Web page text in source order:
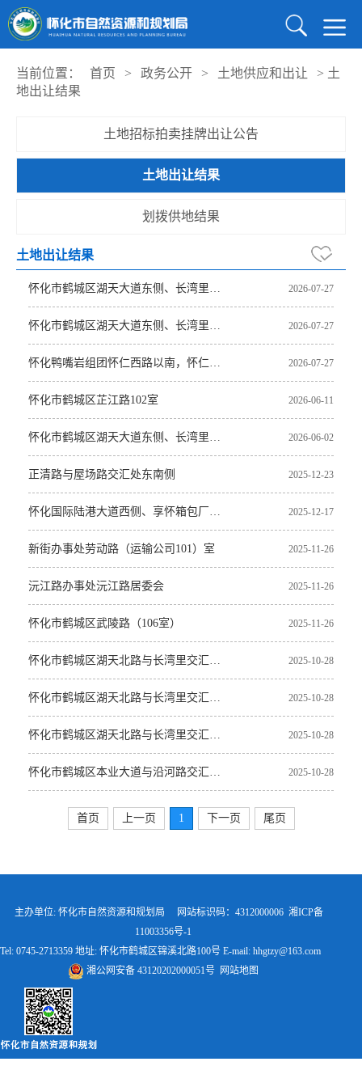
当前位置： 首页 > 政务公开 > 土地供应和出让 > 土
地出让结果
土地招标拍卖挂牌出让公告
土地出让结果
划拨供地结果
土地出让结果
怀化市鹤城区湖天大道东侧、长湾里路口南侧（盛唐绿洲5栋103、204、401、1201、1701室） 2026-07-27
怀化市鹤城区湖天大道东侧、长湾里路口南侧（盛唐绿洲2栋408、705室） 2026-07-27
怀化鸭嘴岩组团怀仁西路以南，怀仁康养园以东 2026-07-27
怀化市鹤城区芷江路102室 2026-06-11
怀化市鹤城区湖天大道东侧、长湾里路口南侧（盛唐绿洲4栋） 2026-06-02
正清路与屋场路交汇处东南侧 2025-12-23
怀化国际陆港大道西侧、享怀箱包厂北侧 2025-12-17
新街办事处劳动路（运输公司101）室 2025-11-26
沅江路办事处沅江路居委会 2025-11-26
怀化市鹤城区武陵路（106室） 2025-11-26
怀化市鹤城区湖天北路与长湾里交汇处（盛唐绿洲4栋801、2405室） 2025-10-28
怀化市鹤城区湖天北路与长湾里交汇处（盛唐绿洲4栋706、1302室） 2025-10-28
怀化市鹤城区湖天北路与长湾里交汇处（盛唐绿洲4栋902、1508室） 2025-10-28
怀化市鹤城区本业大道与沿河路交汇处东侧 2025-10-28
首页 上一页 1 下一页 尾页
主办单位: 怀化市自然资源和规划局 网站标识码：4312000006湘ICP备
11003356号-1
Tel: 0745-2713359 地址: 怀化市鹤城区锦溪北路100号 E-mail: hhgtzy@163.com
湘公网安备 43120202000051号
网站地图